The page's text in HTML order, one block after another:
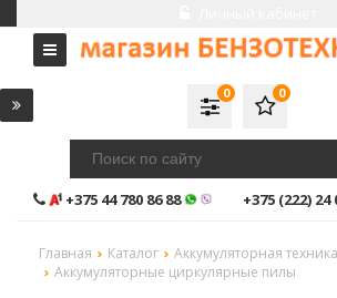
0
0
+375 44 780 86 88 +375 (222) 24
Главная Каталог Аккумуляторная техника
Аккумуляторные циркулярные пилы